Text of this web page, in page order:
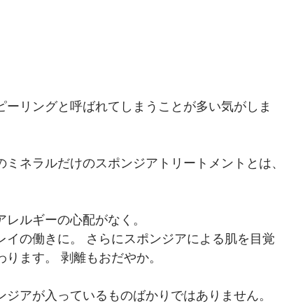
リングと呼ばれてしまうことが多い気がしま
ネラルだけのスポンジアトリートメントとは、
ルギーの心配がなく。
の働きに。 さらにスポンジアによる肌を目覚
ます。 剥離もおだやか。
アが入っているものばかりではありません。